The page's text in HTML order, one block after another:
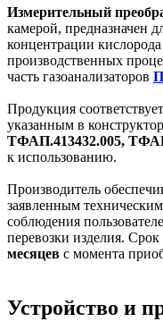
Измерительный
камерой, предназначен
концентрации
производственных
часть газоанализаторов
Продукция
указанным в
ТФАП.413432.005,
к использованию.
Производитель
заявленным
соблюдения
перевозки изделия.
месяцев с момента
Устройство и